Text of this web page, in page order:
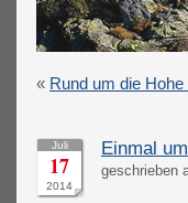
« Rund um die
Juli
17
2014
Einmal
geschrieben